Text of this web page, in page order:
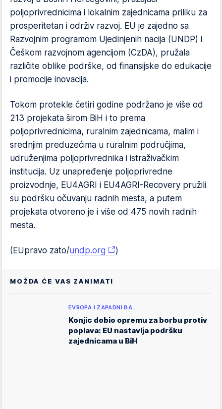
poljoprivrednicima i lokalnim zajednicama priliku za
prosperitetan i održiv razvoj. EU je zajedno sa
Razvojnim programom Ujedinjenih nacija (UNDP) i
Češkom razvojnom agencijom (CzDA), pružala
različite oblike podrške, od finansijske do edukacije
i promocije inovacija.
Tokom protekle četiri godine podržano je više od
213 projekata širom BiH i to prema
poljoprivrednicima, ruralnim zajednicama, malim i
srednjim preduzećima u ruralnim područjima,
udruženjima poljoprivrednika i istraživačkim
institucija. Uz unapređenje poljoprivredne
proizvodnje, EU4AGRI i EU4AGRI-Recovery pružili
su podršku očuvanju radnih mesta, a putem
projekata otvoreno je i više od 475 novih radnih
mesta.
(EUpravo zato/undp.org )
MOŽDA ĆE VAS ZANIMATI
EVROPA I ZAPADNI BA…
Konjic dobio opremu za borbu protiv
poplava: EU nastavlja podršku
zajednicama u BiH